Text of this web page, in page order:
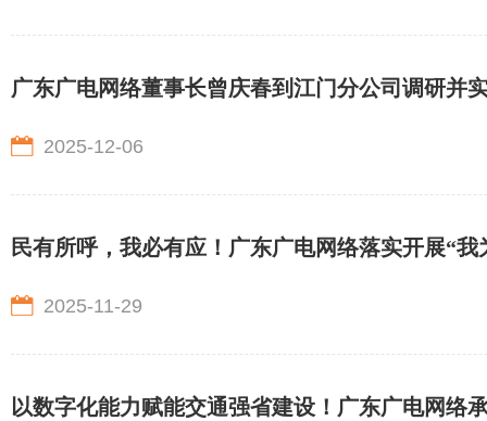
广东广电网络董事长曾庆春到江门分公司调研并
2025-12-06
民有所呼，我必有应！广东广电网络落实开展“我
2025-11-29
以数字化能力赋能交通强省建设！广东广电网络